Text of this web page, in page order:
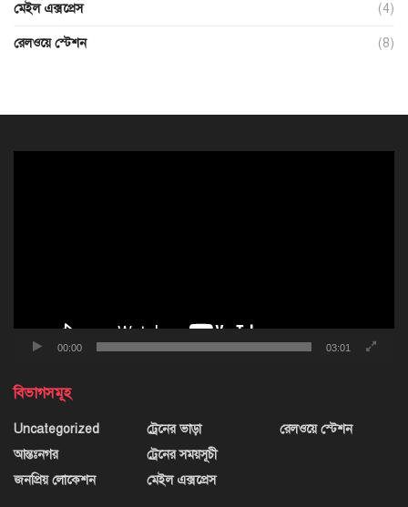
মেইল এক্সপ্রেস (4)
রেলওয়ে স্টেশন (8)
00:00 03:01
বিভাগসমূহ
Uncategorized
আন্তঃনগর
জনপ্রিয় লোকেশন
ট্রেনের ভাড়া
ট্রেনের সময়সূচী
মেইল এক্সপ্রেস
রেলওয়ে স্টেশন